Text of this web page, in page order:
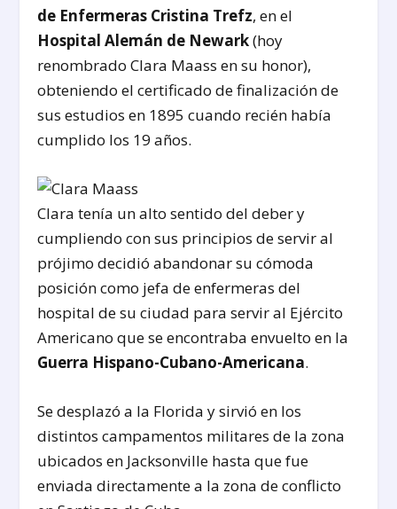
de Enfermeras Cristina Trefz, en el
Hospital Alemán de Newark(hoy
renombrado Clara Maass en su honor),
obteniendo el certificado de finalización de
sus estudios en 1895 cuando recién había
cumplido los 19 años.
Clara tenía un alto sentido del deber y
cumpliendo con sus principios de servir al
prójimo decidió abandonar su cómoda
posición como jefa de enfermeras del
hospital de su ciudad para servir al Ejército
Americano que se encontraba envuelto en la
Guerra Hispano-Cubano-Americana.
Se desplazó a la Florida y sirvió en los
distintos campamentos militares de la zona
ubicados en Jacksonville hasta que fue
enviada directamente a la zona de conflicto